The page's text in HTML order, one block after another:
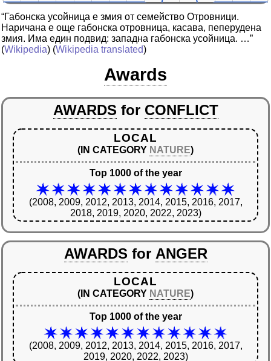
“Габонска усойница е змия от семейство Отровници.
Наричана е още габонска отровница, касава, пеперудена
змия. Има един подвид: западна габонска усойница. …”
(Wikipedia) (Wikipedia translated)
Awards
AWARDS for CONFLICT
LOCAL
(IN CATEGORY NATURE)
Top 1000 of the year
(2008, 2009, 2012, 2013, 2014, 2015, 2016, 2017,
2018, 2019, 2020, 2022, 2023)
AWARDS for ANGER
LOCAL
(IN CATEGORY NATURE)
Top 1000 of the year
(2008, 2009, 2012, 2013, 2014, 2015, 2016, 2017,
2019, 2020, 2022, 2023)